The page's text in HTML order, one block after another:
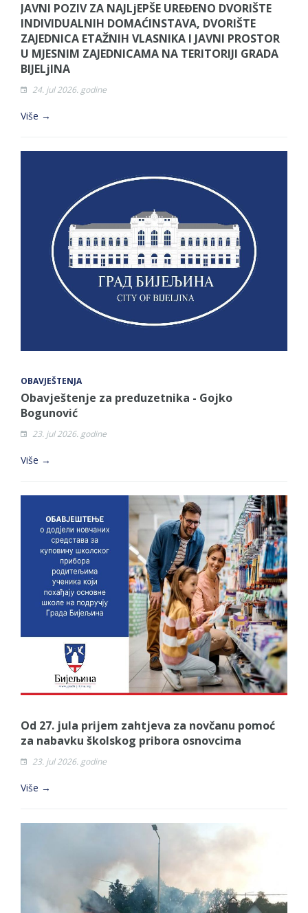
JAVNI POZIV ZA NAJLjEPŠE UREĐENO DVORIŠTE
INDIVIDUALNIH DOMAĆINSTAVA, DVORIŠTE
ZAJEDNICA ETAŽNIH VLASNIKA I JAVNI PROSTOR
U MJESNIM ZAJEDNICAMA NA TERITORIJI GRADA
BIJELjINA
24. jul 2026. godine
Više →
OBAVJEŠTENJA
Obavještenje za preduzetnika - Gojko
Bogunović
23. jul 2026. godine
Više →
Od 27. jula prijem zahtjeva za novčanu pomoć
za nabavku školskog pribora osnovcima
23. jul 2026. godine
Više →